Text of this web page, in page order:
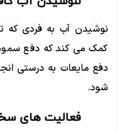
نوشیدن آب به فردی که
کمک می کند که دفع
دفع مایعات به درستی
شود.
فعالیت های